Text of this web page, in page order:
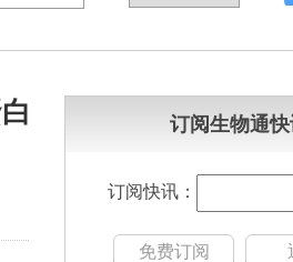
订阅生物通
订阅快讯：
免费订阅